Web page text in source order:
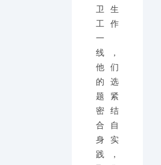
卫生
工作
一
线，
他们
的选
题紧
密结
合自
身实
践，